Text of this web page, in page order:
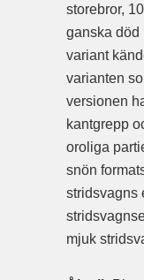
storebror,
ganska död
variant
varianten
versionen
kantgrepp
oroliga
snön
stridsvagns
mjuk